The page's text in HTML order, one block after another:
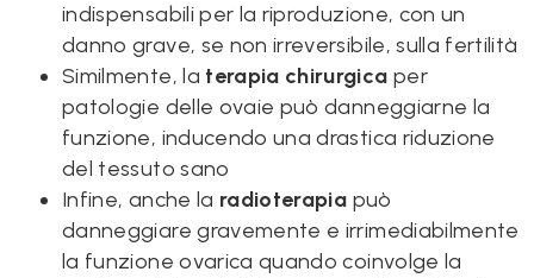
indispensabili per la riproduzione, con un
danno grave, se non irreversibile, sulla fertilità
Similmente, la terapia chirurgica per
patologie delle ovaie può danneggiarne la
funzione, inducendo una drastica riduzione
del tessuto sano
Infine, anche la radioterapia può
danneggiare gravemente e irrimediabilmente
la funzione ovarica quando coinvolge la